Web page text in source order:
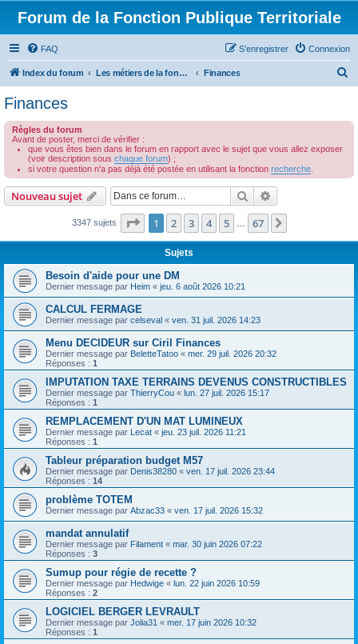
Forum de la Fonction Publique Territoriale
FAQ Connexion
S’enregistrer
Index du forum Les métiers de la fonction publique territoriale Finances
r
Finances
Règles du forum
Avant de poster, merci de vérifier :
que vous êtes bien dans le forum en rapport avec le sujet que vous allez exposer
(voir description sous chaque forum) ;
si votre question n'a pas déjà été postée en utilisant la fonction recherche
Nouveau sujet Rechercher
3347 sujets Page 1sur67
1 2 3 4 5 67
Sujets
Besoin d'aide pour une DM
Dernier message par Heim « jeu. 6 août 2026 10:21
CALCUL FERMAGE
Dernier message par celseval « ven. 31 juil. 2026 14:23
Menu DECIDEUR sur Ciril Finances
Dernier message par BeletteTatoo « mer. 29 juil. 2026 20:32
Réponses : 1
IMPUTATION TAXE TERRAINS DEVENUS CONSTRUCTIBLES
Dernier message par ThierryCou « lun. 27 juil. 2026 15:17
Réponses : 1
REMPLACEMENT D'UN MAT LUMINEUX
Dernier message par Lecat « jeu. 23 juil. 2026 11:21
Réponses : 1
Tableur préparation budget M57
Dernier message par Denis38280 « ven. 17 juil. 2026 23:44
Réponses : 14
problème TOTEM
Dernier message par Abzac33 « ven. 17 juil. 2026 15:32
mandat annulatif
Dernier message par Filament « mar. 30 juin 2026 07:22
Réponses : 3
Sumup pour régie de recette ?
Dernier message par Hedwige « lun. 22 juin 2026 10:59
Réponses : 2
LOGICIEL BERGER LEVRAULT
Dernier message par Jolia31 « mer. 17 juin 2026 10:32
Réponses : 1